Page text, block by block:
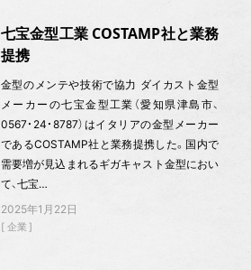
七宝金型工業 COSTAMP社と業務
提携
金型のメンテや技術で協力 ダイカスト金型
メーカーの七宝金型工業（愛知県津島市、
0567・24・8787）はイタリアの金型メーカー
であるCOSTAMP社と業務提携した。国内で
需要増が見込まれるギガキャスト金型におい
て、七宝…
2025年1月22日
企業